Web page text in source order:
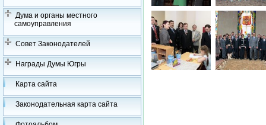
Дума и органы местного
самоуправления
Совет Законодателей
Награды Думы Югры
Карта сайта
Законодательная карта сайта